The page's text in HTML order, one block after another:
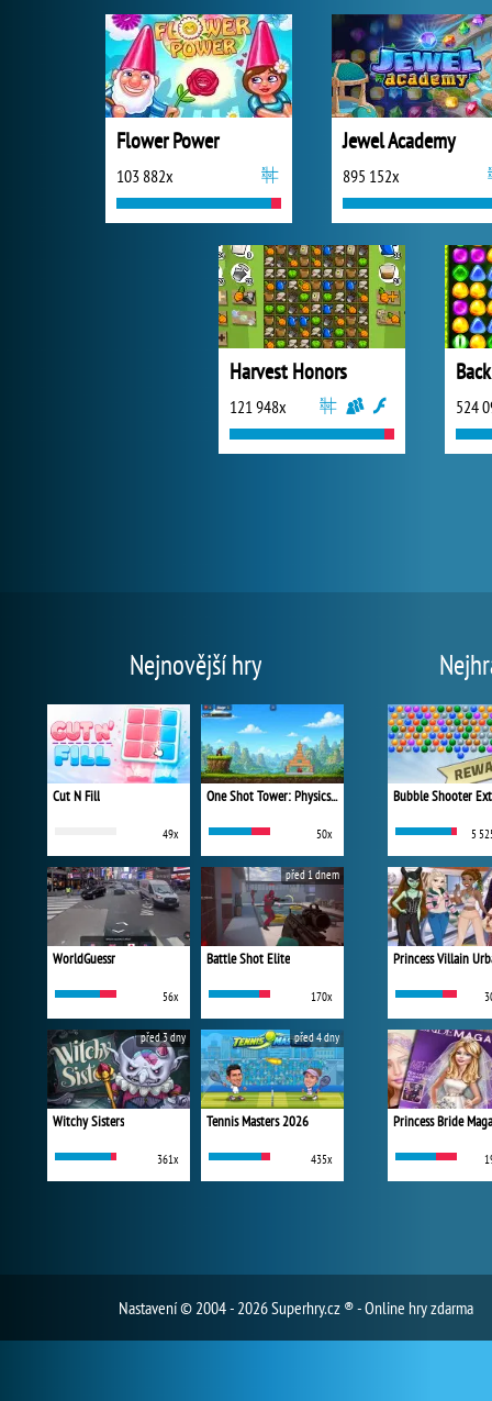
Flower Power
103 882x
Jewel Academy
895 152x
Harvest Honors
121 948x 524
Nejnovější hry
Cut N Fill
49x
One Shot Tower: Physics Destroyer
50x
WorldGuessr
56x
Battle Shot Elite
170x
před 1 dnem
Witchy Sisters
361x
před 3 dny
Tennis Masters 2026
435x
před 4 dny
Bubble Shooter
5
Princess Bride
Nastavení© 2004 - 2026 Superhry.cz ® - Online hry zdarma